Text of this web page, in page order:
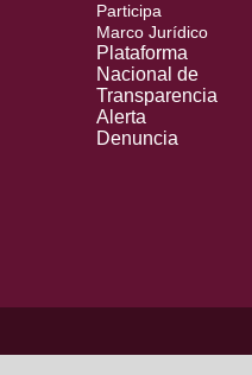
Participa
Marco Jurídico
Plataforma
Nacional de
Transparencia
Alerta
Denuncia